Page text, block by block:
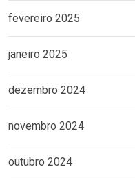
fevereiro 2025
janeiro 2025
dezembro 2024
novembro 2024
outubro 2024